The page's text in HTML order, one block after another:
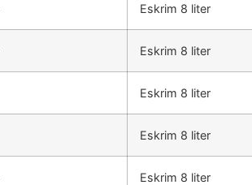
Eskrim 8 liter
Eskrim 8 liter
Eskrim 8 liter
Eskrim 8 liter
Eskrim 8 liter